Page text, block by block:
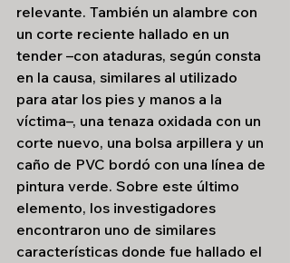
relevante. También un alambre con
un corte reciente hallado en un
tender –con ataduras, según consta
en la causa, similares al utilizado
para atar los pies y manos a la
víctima–, una tenaza oxidada con un
corte nuevo, una bolsa arpillera y un
caño de PVC bordó con una línea de
pintura verde. Sobre este último
elemento, los investigadores
encontraron uno de similares
características donde fue hallado el